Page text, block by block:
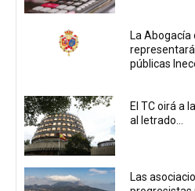
La Abogacía
públicas Ineco
El TC oirá a
al letrado...
Las